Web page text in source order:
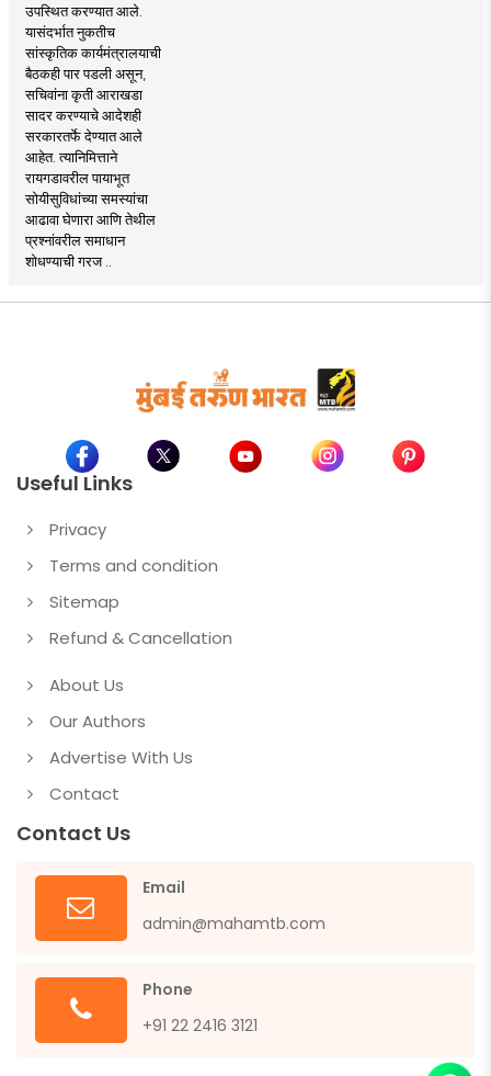
उपस्थित करण्यात आले.
यासंदर्भात नुकतीच
सांस्कृतिक कार्यमंत्रालयाची
बैठकही पार पडली असून,
सचिवांना कृती आराखडा
सादर करण्याचे आदेशही
सरकारतर्फे देण्यात आले
आहेत. त्यानिमित्ताने
रायगडावरील पायाभूत
सोयीसुविधांच्या समस्यांचा
आढावा घेणारा आणि तेथील
प्रश्नांवरील समाधान
शोधण्याची गरज ..
Useful Links
Privacy
Terms and condition
Sitemap
Refund & Cancellation
About Us
Our Authors
Advertise With Us
Contact
Contact Us
Email
admin@mahamtb.com
Phone
+91 22 2416 3121